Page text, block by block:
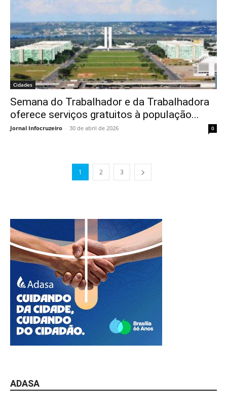
Cidades
Semana do Trabalhador e da Trabalhadora
oferece serviços gratuitos à população...
Jornal Infocruzeiro - 30 de abril de 2026 0
1 2 3
ADASA